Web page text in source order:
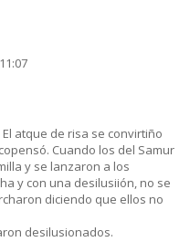
atque de risa se convirtiño
Cuando los del Samur
y se lanzaron a los
y con una desilusiión, no se
diciendo que ellos no
desilusionados.